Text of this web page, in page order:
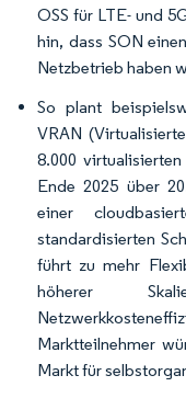
OSS für LTE- und
hin, dass SON
Netzbetrieb haben
So plant
VRAN
8.000
Ende 2025 über
einer
standardisierten
führt zu mehr
höherer
Marktteilnehmer
Markt für